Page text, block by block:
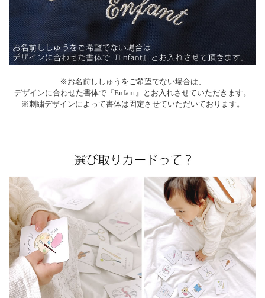
※お名前ししゅうをご希望でない場合は、
デザインに合わせた書体で『Enfant』とお入れさせていただきます。
※刺繍デザインによって書体は固定させていただいております。